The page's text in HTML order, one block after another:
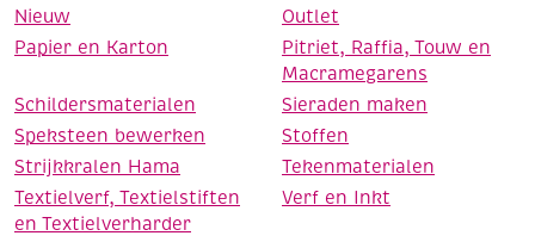
Nieuw
Outlet
Papier en Karton
Pitriet, Raffia, Touw en
Macramegarens
Schildersmaterialen
Sieraden maken
Speksteen bewerken
Stoffen
Strijkkralen Hama
Tekenmaterialen
Textielverf, Textielstiften
en Textielverharder
Verf en Inkt